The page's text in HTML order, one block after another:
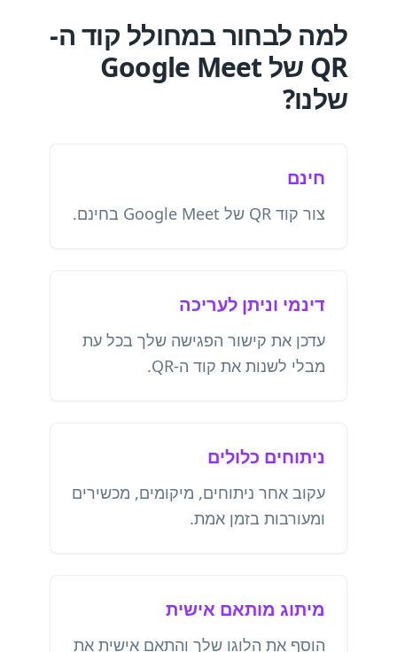
למה לבחור במחולל קוד ה-
QR של Google Meet
שלנו?
חינם
צור קוד QR של Google Meet בחינם.
דינמי וניתן לעריכה
עדכן את קישור הפגישה שלך בכל עת
מבלי לשנות את קוד ה-QR.
ניתוחים כלולים
עקוב אחר ניתוחים, מיקומים, מכשירים
ומעורבות בזמן אמת.
מיתוג מותאם אישית
הוסף את הלוגו שלך והתאם אישית את